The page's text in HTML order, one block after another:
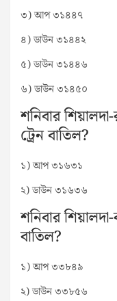
৩) আপ ৩১৪৪৭
৪) ডাউন ৩১৪৪২
৫) ডাউন ৩১৪৪৬
৬) ডাউন ৩১৪৫০
শনিবার
ট্রেন বাতিল?
১) আপ ৩১৬৩১
২) ডাউন ৩১৬৩৬
শনিবার
বাতিল?
১) আপ ৩৩৮৪৯
২) ডাউন ৩৩৮৫৬